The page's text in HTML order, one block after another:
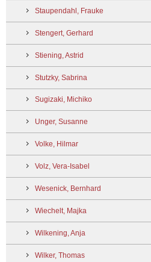
Staupendahl, Frauke
Stengert, Gerhard
Stiening, Astrid
Stutzky, Sabrina
Sugizaki, Michiko
Unger, Susanne
Volke, Hilmar
Volz, Vera-Isabel
Wesenick, Bernhard
Wiechelt, Majka
Wilkening, Anja
Wilker, Thomas